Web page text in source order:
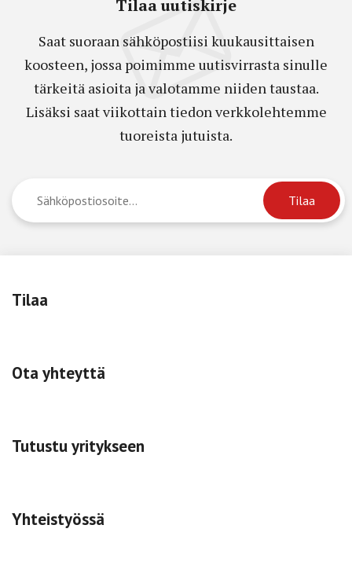
Tilaa uutiskirje
Saat suoraan sähköpostiisi kuukausittaisen
koosteen, jossa poimimme uutisvirrasta sinulle
tärkeitä asioita ja valotamme niiden taustaa.
Lisäksi saat viikottain tiedon verkkolehtemme
tuoreista jutuista.
Tilaa
Ota yhteyttä
Tutustu yritykseen
Yhteistyössä